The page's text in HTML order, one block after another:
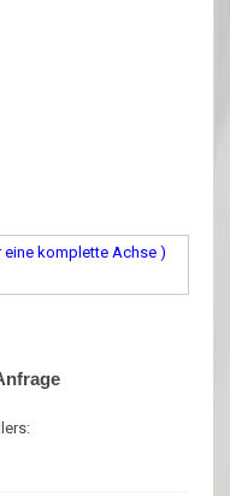
eine komplette Achse )